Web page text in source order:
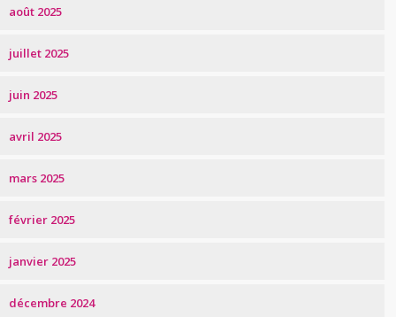
août 2025
juillet 2025
juin 2025
avril 2025
mars 2025
février 2025
janvier 2025
décembre 2024